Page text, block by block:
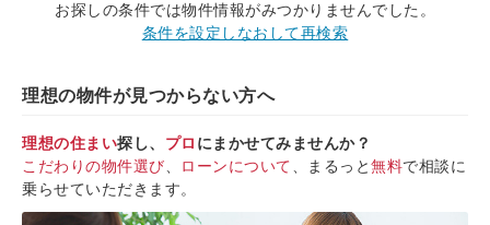
お探しの条件では物件情報がみつかりませんでした。
条件を設定しなおして再検索
理想の物件が見つからない方へ
理想の住まい探し、 プロ にまかせてみませんか？
こだわりの物件選び
ローンについて 、まるっと無料で相談に
乗らせていただきます。